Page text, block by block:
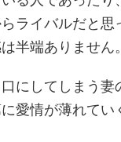
ライバルだと思
半端ありません。
にしてしまう妻
愛情が薄れてい